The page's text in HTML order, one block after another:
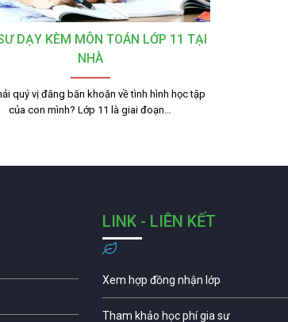
DẠY KÈM MÔN TOÁN LỚP 11 TẠI
NHÀ
quý vị đăng băn khoăn về tình hình học tập
của con mình? Lớp 11 là giai đoạn…
LINK - LIÊN KẾT
Xem hợp đồng nhận lớp
Tham khảo học phí gia sư